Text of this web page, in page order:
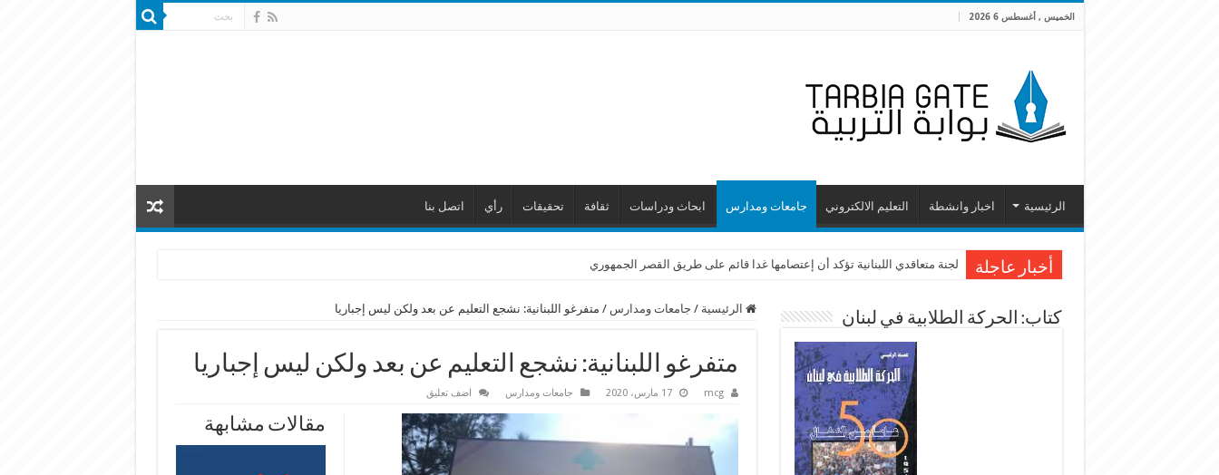
الخميس , أغسطس 6 2026
الرئيسية اخبار وانشطة التعليم الالكتروني جامعات ومدارس ابحاث ودراسات ثقافة تحقيقات رأي اتصل بنا
أخبار عاجلة لجنة متعاقدي اللبنانية تؤكد أن إعتصامها غدا قائم على طريق القصر الجمهوري
الرئيسية / جامعات ومدارس / متفرغو اللبنانية: نشجع التعليم عن بعد ولكن ليس إجباريا
متفرغو اللبنانية: نشجع التعليم عن بعد ولكن ليس إجباريا
mcg 17 مارس، 2020 جامعات ومدارس اضف تعليق
مقالات مشابهة
كتاب: الحركة الطلابية في لبنان